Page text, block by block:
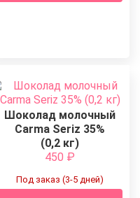
Шоколад молочный
Carma Seriz 35%
(0,2 кг)
450 ₽
Под заказ (3-5 дней)